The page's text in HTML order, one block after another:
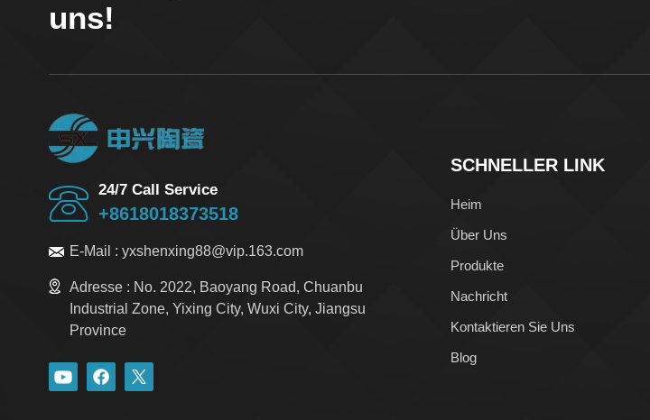
uns!
24/7 Call Service
+8618018373518
E-Mail :yxshenxing88@vip.163.com
Adresse : No. 2022, Baoyang Road, Chuanbu
Industrial Zone, Yixing City, Wuxi City, Jiangsu
Province
SCHNELLER LINK
Heim
Über Uns
Produkte
Nachricht
Kontaktieren Sie Uns
Blog